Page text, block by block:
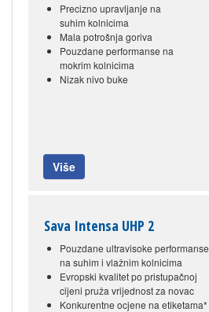
Precizno upravljanje na
suhim kolnicima
Mala potrošnja goriva
Pouzdane performanse na
mokrim kolnicima
Nizak nivo buke
Više
Sava Intensa UHP 2
Pouzdane ultravisoke performanse
na suhim i vlažnim kolnicima
Evropski kvalitet po pristupačnoj
cijeni pruža vrijednost za novac
Konkurentne ocjene na etiketama*